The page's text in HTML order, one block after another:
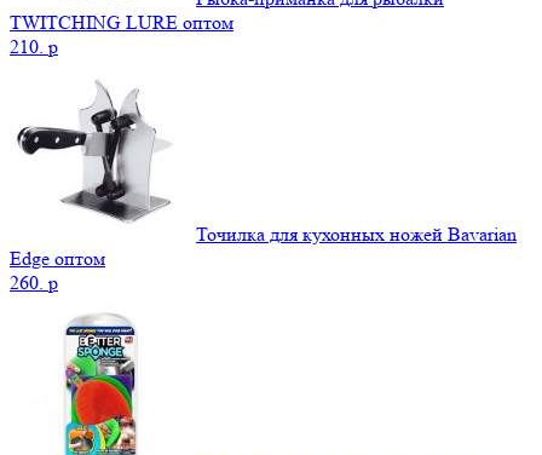
TWITCHING LURE оптом
210. p
Точилка для кухонных ножей Bavarian
Edge оптом
260. p